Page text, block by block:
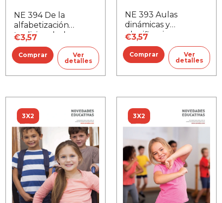
NE 394 De la
alfabetización
tradicional a las
alfabetizaciones
múltiples
€3,57
Ver
detalles
NE 393 Aulas
dinámicas y
planificaciones
creativas
€3,57
Ver
detalles
3X2 3X2